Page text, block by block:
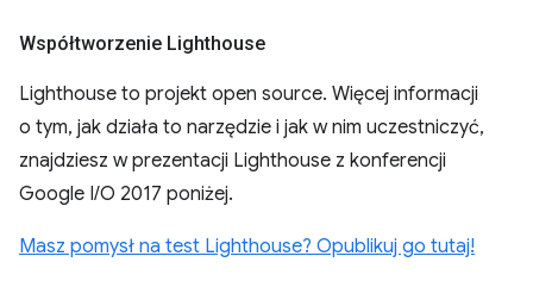
Współtworzenie Lighthouse
Lighthouse to projekt open source. Więcej informacji
o tym, jak działa to narzędzie i jak w nim uczestniczyć,
znajdziesz w prezentacji Lighthouse z konferencji
Google I/O 2017 poniżej.
Masz pomysł na test Lighthouse? Opublikuj go tutaj!